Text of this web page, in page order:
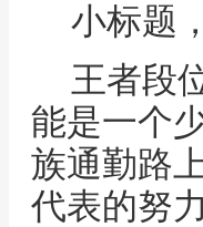
小标题
王者段
能是一个
族通勤路
代表的努